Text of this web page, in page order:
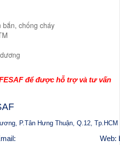
bắn, chống cháy
để được hỗ trợ và tư vấn
P.Tân Hưng Thuận, Q.12, Tp.HCM
Web: